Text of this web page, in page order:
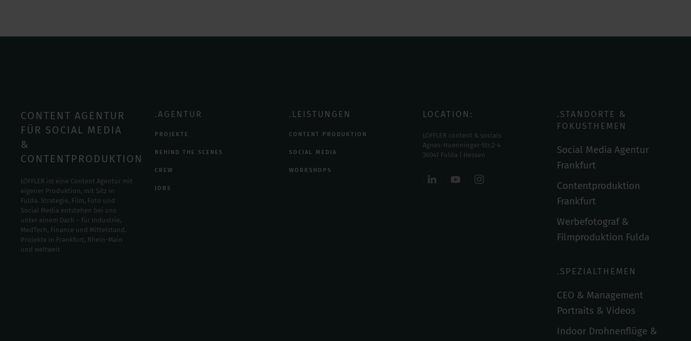
CONTENT AGENTUR
FÜR SOCIAL MEDIA
&
CONTENTPRODUKTION
LÖFFLER ist eine Content Agentur mit
eigener Produktion, mit Sitz in
Fulda. Strategie, Film, Foto und
Social Media entstehen bei uns
unter einem Dach – für Industrie,
MedTech, Finance und Mittelstand.
Projekte in Frankfurt, Rhein-Main
und weltweit
.AGENTUR
PROJEKTE
BEHIND THE SCENES
CREW
JOBS
.LEISTUNGEN
CONTENT PRODUKTION
SOCIAL MEDIA
WORKSHOPS
LOCATION:
LÖFFLER content & socials
Agnes-Huenninger-Str.2-4
36041 Fulda | Hessen
.STANDORTE &
FOKUSTHEMEN
Social Media Agentur
Frankfurt
Contentproduktion
Frankfurt
Werbefotograf &
Filmproduktion Fulda
.SPEZIALTHEMEN
CEO & Management
Portraits & Videos
Indoor Drohnenflüge &